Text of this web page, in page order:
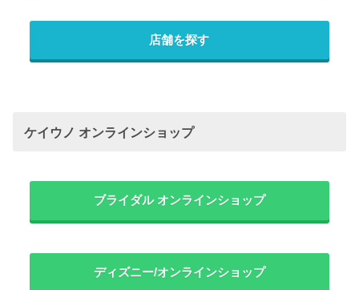
店舗を探す
ケイウノ オンラインショップ
ブライダル オンラインショップ
ディズニー/オンラインショップ